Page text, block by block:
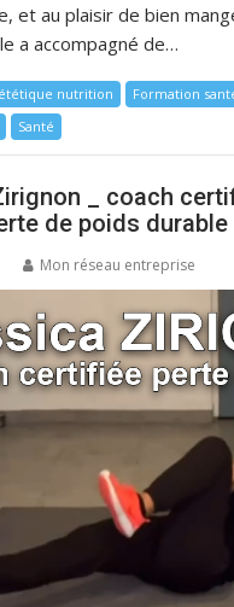
et au plaisir de bien
a accompagné de…
nutrition
Formation
Santé
_ coach
de poids durable
Mon réseau entreprise